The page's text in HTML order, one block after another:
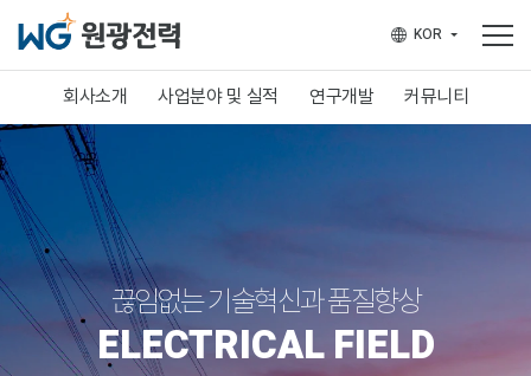
회사소개
인사말
회사개요
연혁 및 수상
주요 파트너
오시는 길
사업분야 및 실적 연구개발 커뮤니티
KOR
English
끊임없는 기술혁신과 품질향상
ELECTRICAL FIELD